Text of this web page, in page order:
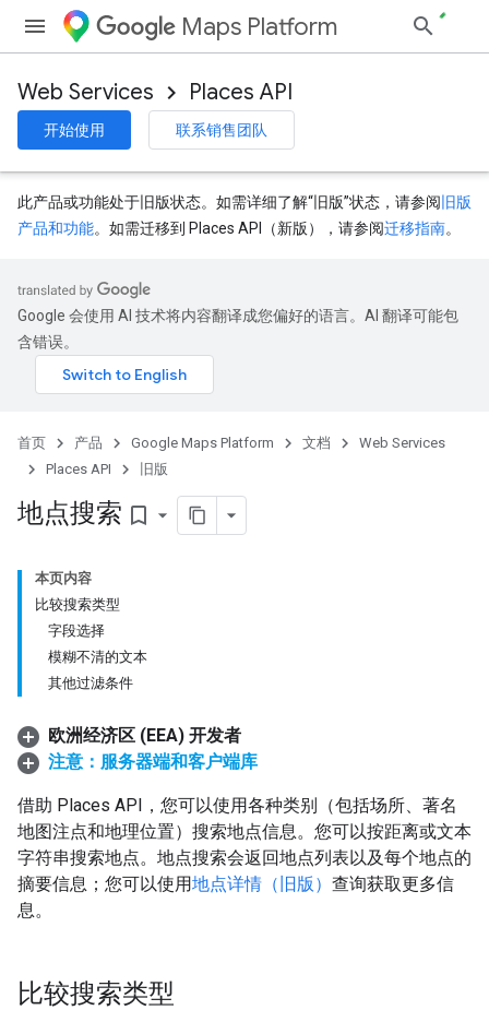
Maps Platform
Web Services Places API
开始使用 联系销售团队
此产品或功能处于旧版状态。如需详细了解“旧版”状态，请参阅 旧版
产品和功能。如需迁移到 Places API（新版），请参阅迁移指南。
Google 会使用 AI 技术将内容翻译成您偏好的语言。AI 翻译可能包
含错误。
首页 产品 Google Maps Platform 文档
Web Services
Places API
旧版
地点搜索 bookmark_border
本页内容
比较搜索类型
字段选择
模糊不清的文本
其他过滤条件
欧洲经济区 (EEA) 开发者
注意：服务器端和客户端库
借助 Places API，您可以使用各种类别（包括场所、著名
地图注点和地理位置）搜索地点信息。您可以按距离或文本
字符串搜索地点。地点搜索会返回地点列表以及每个地点的
摘要信息；您可以使用地点详情（旧版） 查询获取更多信
息。
比较搜索类型